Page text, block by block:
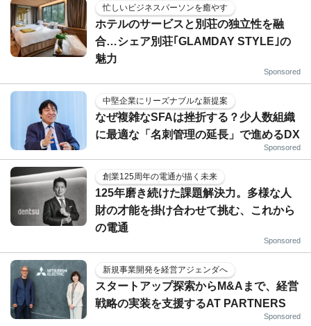
忙しいビジネスパーソンを癒やす
ホテルのサービスと別荘の独立性を融
合…シェア別荘｢GLAMDAY STYLE｣の
魅力
Sponsored
中堅企業にリーズナブルな新提案
なぜ複雑なSFAは挫折する？少人数組織
に最適な「名刺管理の延長」で進めるDX
Sponsored
創業125周年の電通が描く未来
125年磨き続けた課題解決力。多様な人
財の才能を掛け合わせて挑む、これから
の電通
Sponsored
新規事業開発を経営アジェンダへ
スタートアップ探索からM&Aまで、経営
戦略の実装を支援するAT PARTNERS
Sponsored